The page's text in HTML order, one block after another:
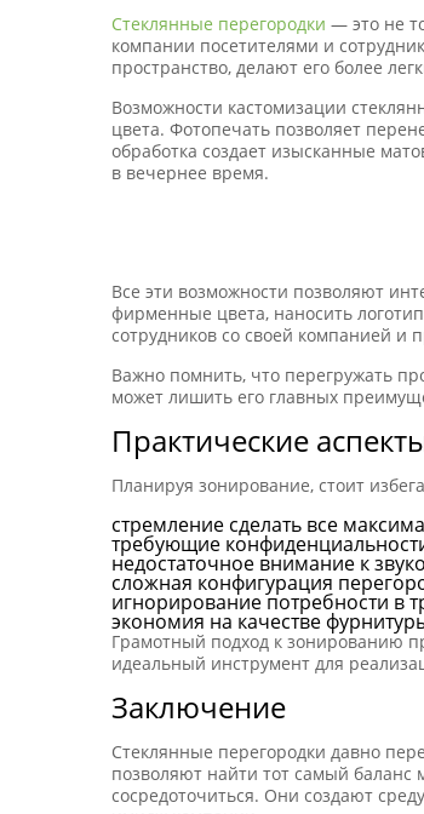
Стеклянные перегородки — это не
компании посетителями и
пространство, делают его более
Возможности кастомизации
цвета. Фотопечать позволяет
обработка создает изысканные
в вечернее время.
Все эти возможности позволяют
фирменные цвета, наносить
сотрудников со своей компанией и
Важно помнить, что перегружать
может лишить его главных
Практические
Планируя зонирование, стоит
стремление сделать все
требующие
недостаточное внимание к
сложная конфигурация
игнорирование потребности в
экономия на качестве
Грамотный подход к зонированию
идеальный инструмент для
Заключение
Стеклянные перегородки давно
позволяют найти тот самый
сосредоточиться. Они создают